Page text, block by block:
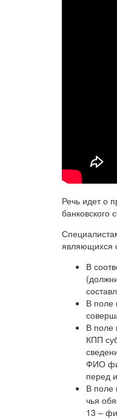
Речь идет о
банковского
являющихся
В
В поле
В поле
КПП
ФИО
перед
В поле
чья
13 –